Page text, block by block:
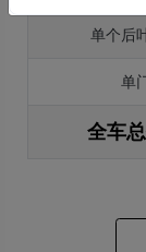
单个后
单
全车总